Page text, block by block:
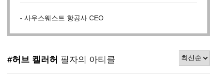
- 사우스웨스트 항공사 CEO
#허브 켈러허 필자의 아티클